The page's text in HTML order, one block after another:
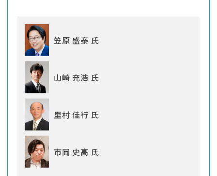
笠原 盛泰 氏
山崎 充浩 氏
里村 佳行 氏
市岡 史高 氏